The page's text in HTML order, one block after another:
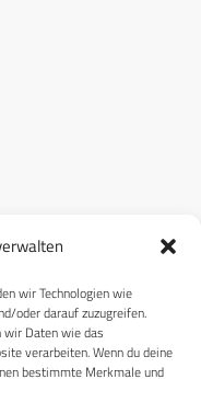
wir Technologien wie
oder darauf zuzugreifen.
wir Daten wie das
verarbeiten. Wenn du deine
bestimmte Merkmale und